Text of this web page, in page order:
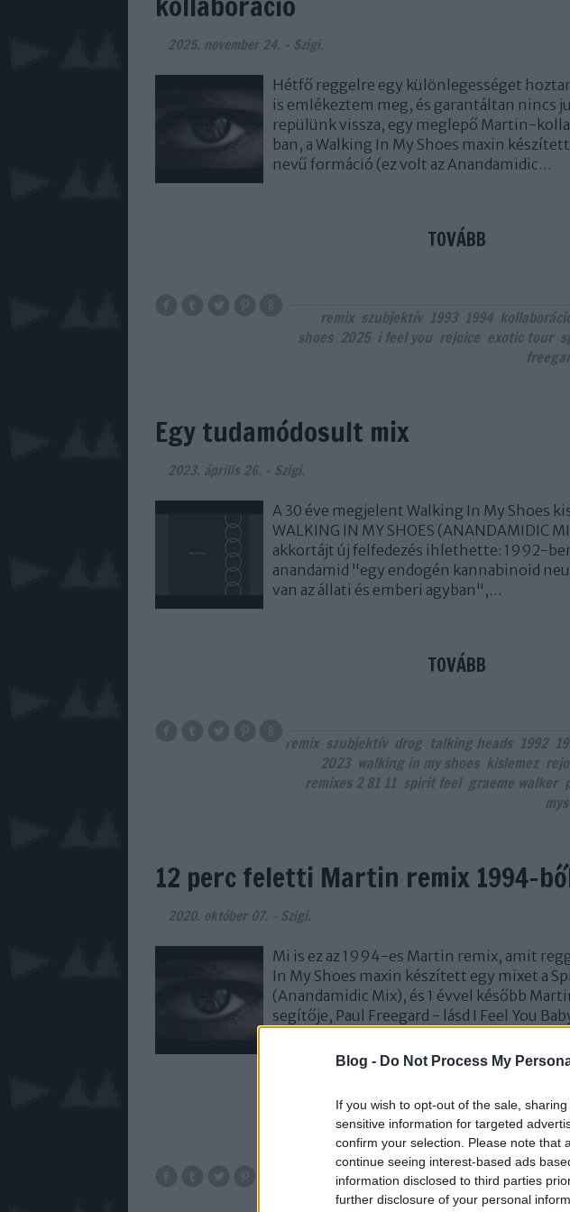
Blog - Do Not Process My
If you wish to opt-out of the sale,
sensitive information for targeted
confirm your selection. Please note that
continue seeing interest-based ads
information disclosed to third parties
further disclosure of your personal
2025. november 24. - Szigi.
Hétfő reggelre egy különlegességet
is emlékeztem meg, és garantáltan nincs
repülünk vissza, egy meglepő Martin-
ban, a Walking In My Shoes maxin
nevű formáció (ez volt az Anandamidic…
TOVÁBB
remix szubjektív 1993 1994
shoes 2025 i feel you rejoice exotic tour
Egy tudamódosult mix
2023. április 26. - Szigi.
A 30 éve megjelent Walking In My Shoes
WALKING IN MY SHOES (ANANDAMIDIC
akkortájt új felfedezés ihlethette: 1992-
anandamid "egy endogén kannabinoid
van az állati és emberi agyban",…
TOVÁBB
remix szubjektív drog talking heads 1992
2023 walking in my shoes kislemez
remixes 2 81 11 spirit feel graeme walker
12 perc feletti Martin remix 1994-
2020. október 07. - Szigi.
Mi is ez az 1994-es Martin remix, amit
In My Shoes maxin készített egy mixet a
(Anandamidic Mix), és 1 évvel később
segítője, Paul Freegard - lásd I Feel You
TOVÁBB
alkohol 1994 kollaboráció martin 2020